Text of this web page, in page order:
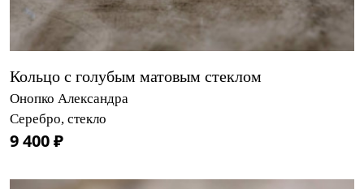
Кольцо с голубым матовым стеклом
Онопко Александра
Серебро, стекло
9 400 ₽